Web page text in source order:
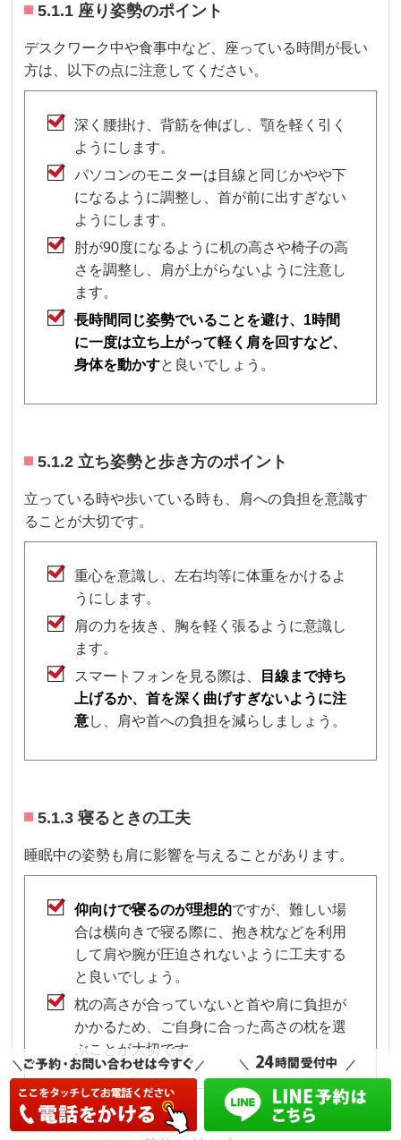
5.1.1 座り姿勢のポイント
デスクワーク中や食事中など、座っている時間が長い
方は、以下の点に注意してください。
深く腰掛け、背筋を伸ばし、顎を軽く引く
ようにします。
パソコンのモニターは目線と同じかやや下
になるように調整し、首が前に出すぎない
ようにします。
肘が90度になるように机の高さや椅子の高
さを調整し、肩が上がらないように注意し
ます。
長時間同じ姿勢でいることを避け、1時間
に一度は立ち上がって軽く肩を回すなど、
身体を動かすと良いでしょう。
5.1.2 立ち姿勢と歩き方のポイント
立っている時や歩いている時も、肩への負担を意識す
ることが大切です。
重心を意識し、左右均等に体重をかけるよ
うにします。
肩の力を抜き、胸を軽く張るように意識し
ます。
スマートフォンを見る際は、
目線まで持ち
上げるか、首を深く曲げすぎないように注
意し、肩や首への負担を減らしましょう。
5.1.3 寝るときの工夫
睡眠中の姿勢も肩に影響を与えることがあります。
仰向けで寝るのが理想的ですが、難しい場
合は横向きで寝る際に、抱き枕などを利用
して肩や腕が圧迫されないように工夫する
と良いでしょう。
枕の高さが合っていないと首や肩に負担が
かかるため、ご自身に合った高さの枕を選
ぶことが大切です。